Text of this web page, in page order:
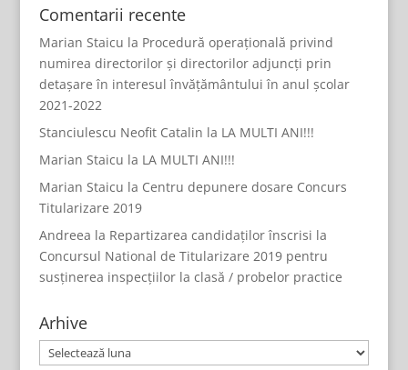
Comentarii recente
Marian Staicu la Procedură operațională privind
numirea directorilor și directorilor adjuncți prin
detașare în interesul învățământului în anul școlar
2021-2022
Stanciulescu Neofit Catalin la LA MULTI ANI!!!
Marian Staicu la LA MULTI ANI!!!
Marian Staicu la Centru depunere dosare Concurs
Titularizare 2019
Andreea la Repartizarea candidaților înscrisi la
Concursul National de Titularizare 2019 pentru
susținerea inspecțiilor la clasă / probelor practice
Arhive
Arhive